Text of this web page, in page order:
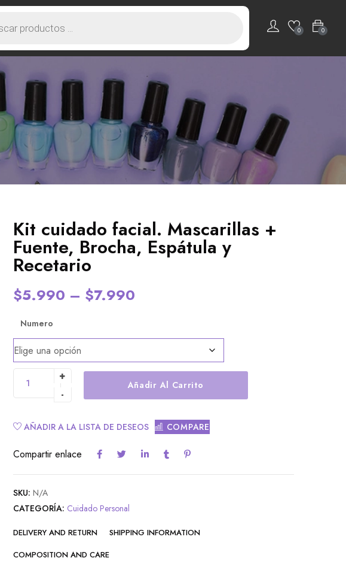
0
0
Kit cuidado facial. Mascarillas +
Fuente, Brocha, Espátula y
Recetario
$5.990 – $7.990
Numero
Añadir Al Carrito
AÑADIR A LA LISTA DE DESEOS COMPARE
Compartir enlace
SKU: N/A
CATEGORÍA: Cuidado Personal
DELIVERY AND RETURN
SHIPPING INFORMATION
COMPOSITION AND CARE